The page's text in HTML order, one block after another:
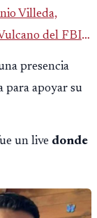
Villeda,
del FBI
intento
presencia
para apoyar su
un live donde